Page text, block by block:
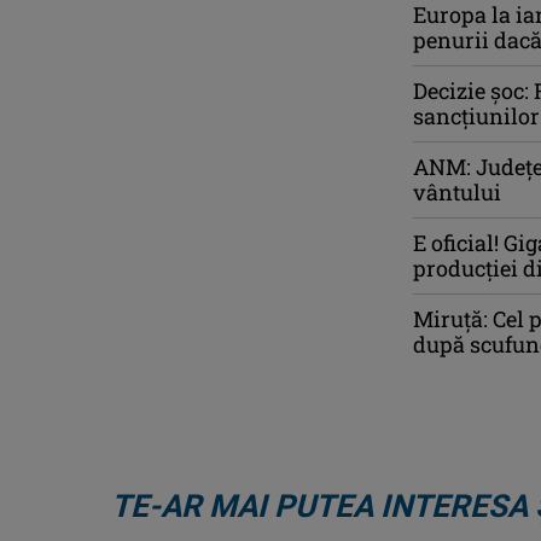
Europa la
penurii
Decizie
ANM:
vântului
E oficial!
producției
Miruță: Cel
după
TE-AR MAI PUTEA INTERESA